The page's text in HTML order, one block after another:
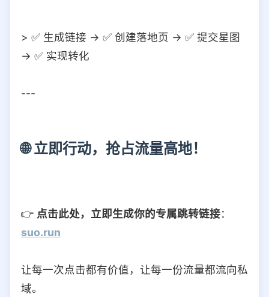
> ✅ 生成链接 → ✅ 创建落地页 → ✅ 提交星图
→ ✅ 实现转化
---
🌐 立即行动，抢占流量高地！
👉 点击此处，立即生成你的专属跳转链接：
suo.run
让每一次点击都有价值，让每一份流量都流向私
域。